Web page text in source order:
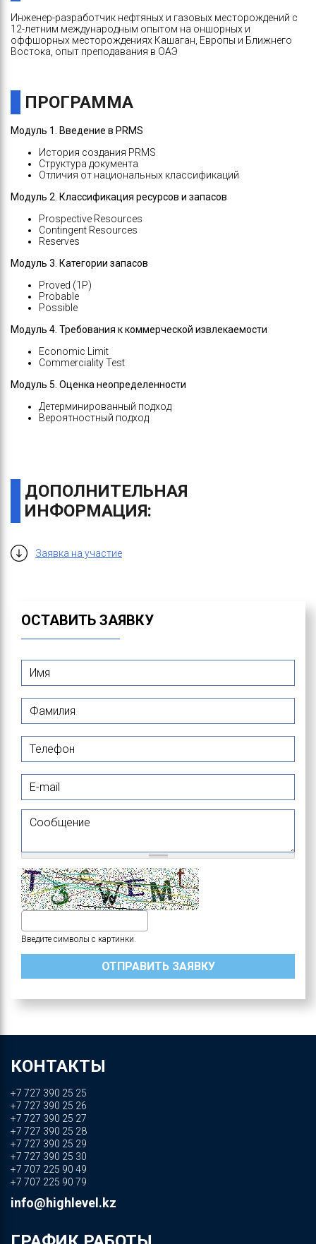
Инженер-разработчик нефтяных и газовых месторождений с
12-летним международным опытом на оншорных и
оффшорных месторождениях Кашаган, Европы и Ближнего
Востока, опыт преподавания в ОАЭ
ПРОГРАММА
Модуль 1. Введение в PRMS
История создания PRMS
Структура документа
Отличия от национальных классификаций
Модуль 2. Классификация ресурсов и запасов
Prospective Resources
Contingent Resources
Reserves
Модуль 3. Категории запасов
Proved (1P)
Probable
Possible
Модуль 4. Требования к коммерческой извлекаемости
Economic Limit
Commerciality Test
Модуль 5. Оценка неопределенности
Детерминированный подход
Вероятностный подход
ДОПОЛНИТЕЛЬНАЯ
ИНФОРМАЦИЯ:
Заявка на участие
ОСТАВИТЬ ЗАЯВКУ
Телефон
Сообщение
Введите символы с картинки.
КОНТАКТЫ
+7 727 390 25 25
+7 727 390 25 26
+7 727 390 25 27
+7 727 390 25 28
+7 727 390 25 29
+7 727 390 25 30
+7 707 225 90 49
+7 707 225 90 79
info@highlevel.kz